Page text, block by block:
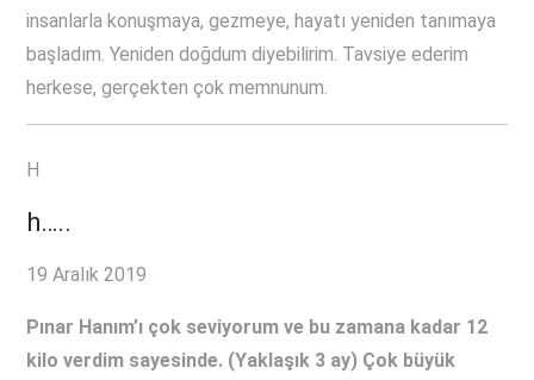
insanlarla konuşmaya, gezmeye, hayatı yeniden tanımaya
başladım. Yeniden doğdum diyebilirim. Tavsiye ederim
herkese, gerçekten çok memnunum.
H
h…..
19 Aralık 2019
Pınar Hanım’ı çok seviyorum ve bu zamana kadar 12
kilo verdim sayesinde. (Yaklaşık 3 ay) Çok büyük